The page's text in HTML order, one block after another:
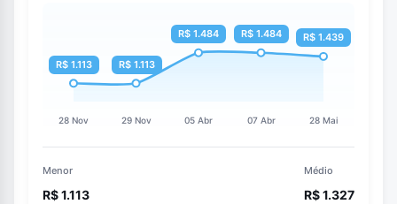
Menor
R$ 1.113
Médio
R$ 1.327